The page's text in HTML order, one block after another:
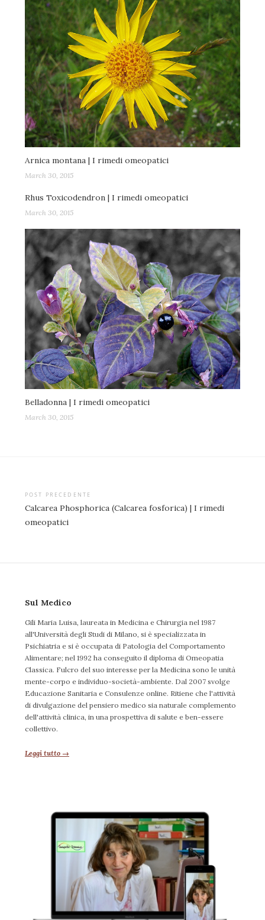
Arnica montana | I rimedi omeopatici
March 30, 2015
Rhus Toxicodendron | I rimedi omeopatici
March 30, 2015
Belladonna | I rimedi omeopatici
March 30, 2015
Post
navigation
POST PRECEDENTE
Calcarea Phosphorica (Calcarea fosforica) | I rimedi
omeopatici
Sul Medico
Gili Maria Luisa, laureata in Medicina e Chirurgia nel 1987
all'Università degli Studi di Milano, si è specializzata in
Psichiatria e si è occupata di Patologia del Comportamento
Alimentare; nel 1992 ha conseguito il diploma di Omeopatia
Classica. Fulcro del suo interesse per la Medicina sono le unità
mente-corpo e individuo-società-ambiente. Dal 2007 svolge
Educazione Sanitaria e Consulenze online. Ritiene che l'attività
di divulgazione del pensiero medico sia naturale complemento
dell'attività clinica, in una prospettiva di salute e ben-essere
collettivo.
Leggi tutto →